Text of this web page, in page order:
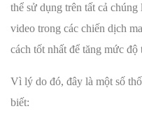
thể sử dụng trên tất cả
video trong các chiến dịch
cách tốt nhất để tăng mức độ
Vì lý do đó, đây là một số
biết: